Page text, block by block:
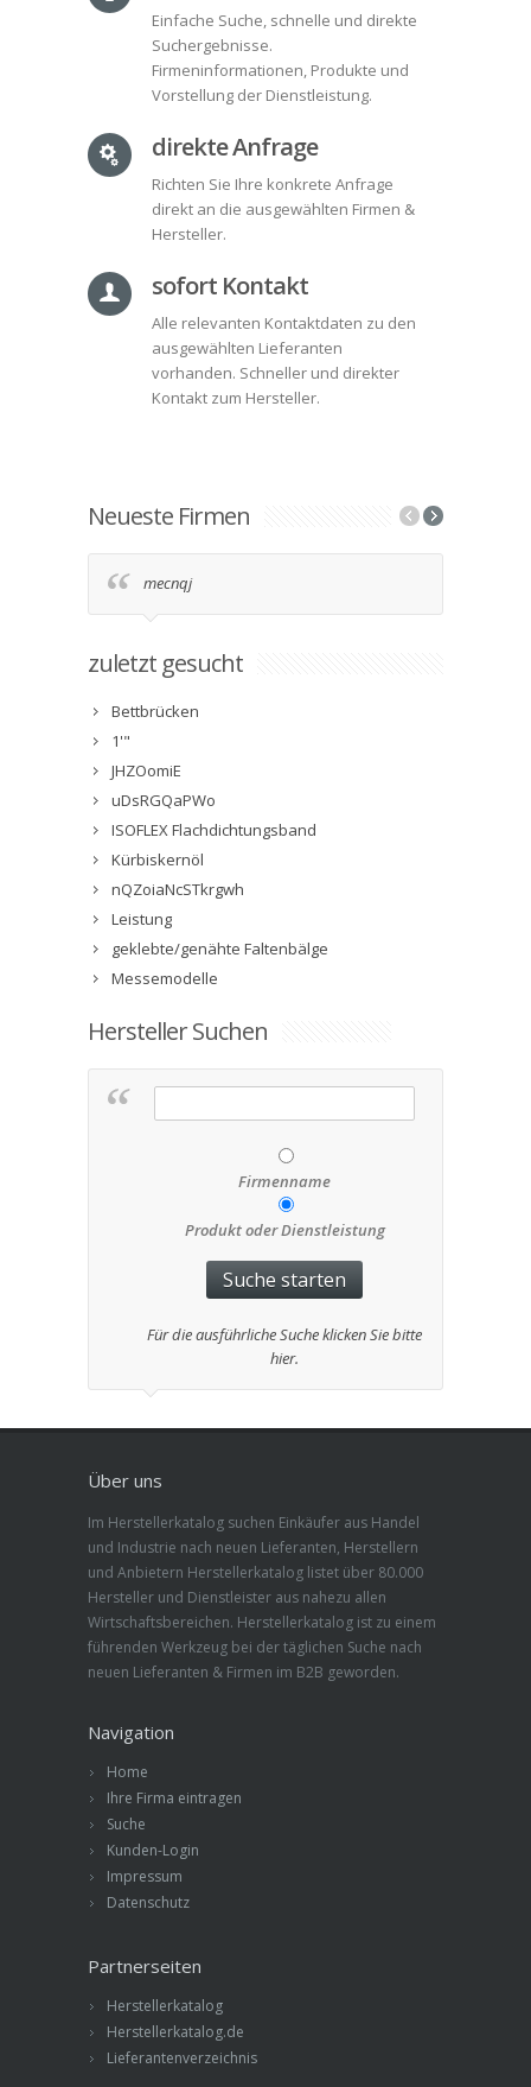
Einfache Suche, schnelle und direkte
Suchergebnisse.
Firmeninformationen, Produkte und
Vorstellung der Dienstleistung.
direkte Anfrage
Richten Sie Ihre konkrete Anfrage
direkt an die ausgewählten Firmen &
Hersteller.
sofort Kontakt
Alle relevanten Kontaktdaten zu den
ausgewählten Lieferanten
vorhanden. Schneller und direkter
Kontakt zum Hersteller.
Neueste Firmen
mecnqj
zuletzt gesucht
Bettbrücken
1'"
JHZOomiE
uDsRGQaPWo
ISOFLEX Flachdichtungsband
Kürbiskernöl
nQZoiaNcSTkrgwh
Leistung
geklebte/genähte Faltenbälge
Messemodelle
Hersteller Suchen
Firmenname
Produkt oder Dienstleistung
Für die ausführliche Suche klicken Sie bitte
hier.
Über uns
Im Herstellerkatalog suchen Einkäufer aus Handel
und Industrie nach neuen Lieferanten, Herstellern
und Anbietern Herstellerkatalog listet über 80.000
Hersteller und Dienstleister aus nahezu allen
Wirtschaftsbereichen. Herstellerkatalog ist zu einem
führenden Werkzeug bei der täglichen Suche nach
neuen Lieferanten & Firmen im B2B geworden.
Navigation
Home
Ihre Firma eintragen
Suche
Kunden-Login
Impressum
Datenschutz
Partnerseiten
Herstellerkatalog
Herstellerkatalog.de
Lieferantenverzeichnis